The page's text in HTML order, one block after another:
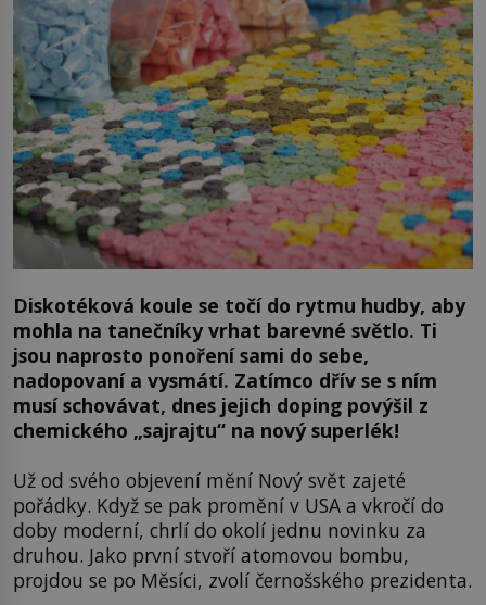
Diskotéková koule se točí do rytmu hudby, aby
mohla na tanečníky vrhat barevné světlo. Ti
jsou naprosto ponoření sami do sebe,
nadopovaní a vysmátí. Zatímco dřív se s ním
musí schovávat, dnes jejich doping povýšil z
chemického „sajrajtu“ na nový superlék!
Už od svého objevení mění Nový svět zajeté
pořádky. Když se pak promění v USA a vkročí do
doby moderní, chrlí do okolí jednu novinku za
druhou. Jako první stvoří atomovou bombu,
projdou se po Měsíci, zvolí černošského prezidenta.